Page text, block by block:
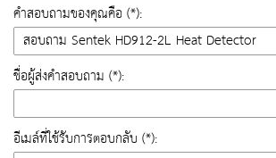
คำสอบถามของคุณคือ (*):
ชื่อผู้ส่งคำสอบถาม (*):
อีเมล์ที่ใช้รับการตอบกลับ (*):